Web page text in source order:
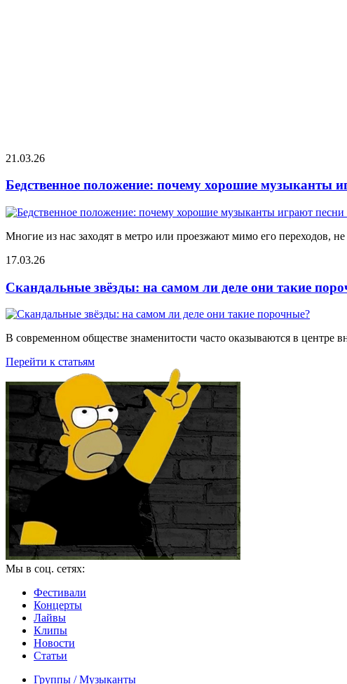
21.03.26
Бедственное положение: почему хорошие музыканты
Многие из нас заходят в метро или проезжают мимо его переходов,
17.03.26
Скандальные звёзды: на самом ли деле они такие
В современном обществе знаменитости часто оказываются в центре
Перейти к статьям
Мы в соц. сетях:
Фестивали
Концерты
Лайвы
Клипы
Новости
Статьи
Группы / Музыканты